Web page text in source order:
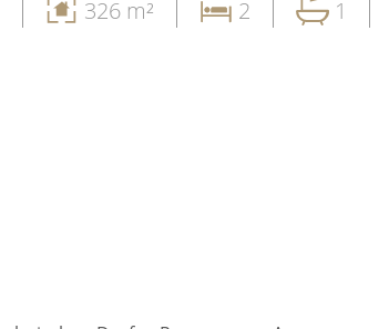
326 m² 2 1